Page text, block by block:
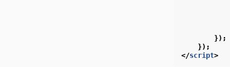
});
});
</script>